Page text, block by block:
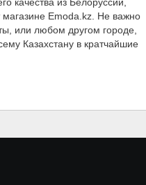
магазине Emoda.kz. Не важно
или любом другом городе,
Казахстану в кратчайшие